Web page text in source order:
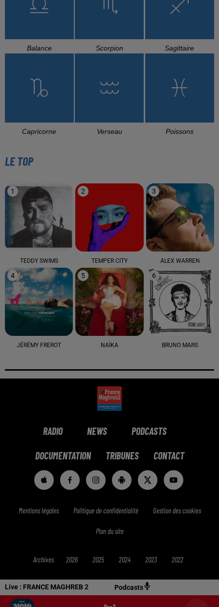
Live : FRANCE MAGHREB 2 Podcasts
Balance Scorpion Sagittaire
Capricorne Verseau Poissons
LE TOP
1
TEDDY SWIMS
2
TEMPER CITY
3
ALEX WARREN
4
JÉRÉMY FREROT
5
NAÏKA
6
BRUNO MARS
RADIO NEWS PODCASTS
DOCUMENTATION TRIBUNES CONTACT
Mentions légales Politique de confidentialité Gestion des cookies
Plan du site
Archives 2026 2025 2024 2023 2022